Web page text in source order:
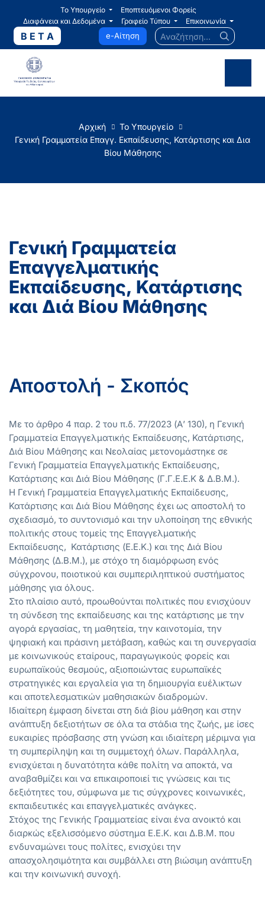
Το Υπουργείο
Εποπτευόμενοι Φορείς
Διαφάνεια και Δεδομένα
Γραφείο Τύπου Επικοινωνία
B E T A e-Αίτηση Αναζήτηση...
Αρχική
Το Υπουργείο
Γενική Γραμματεία Επαγγ. Εκπαίδευσης, Κατάρτισης και Δια
Βίου Μάθησης
Γενική Γραμματεία
Επαγγελματικής
Εκπαίδευσης, Κατάρτισης
και Διά Βίου Μάθησης
Αποστολή - Σκοπός
Με το άρθρο 4 παρ. 2 του π.δ. 77/2023 (Α’ 130), η Γενική
Γραμματεία Επαγγελματικής Εκπαίδευσης, Κατάρτισης,
Διά Βίου Μάθησης και Νεολαίας μετονομάστηκε σε
Γενική Γραμματεία Επαγγελματικής Εκπαίδευσης,
Κατάρτισης και Διά Βίου Μάθησης (Γ.Γ.Ε.Ε.Κ & Δ.Β.Μ.).
Η Γενική Γραμματεία Επαγγελματικής Εκπαίδευσης,
Κατάρτισης και Διά Βίου Μάθησης έχει ως αποστολή το
σχεδιασμό, το συντονισμό και την υλοποίηση της εθνικής
πολιτικής στους τομείς της Επαγγελματικής
Εκπαίδευσης, Κατάρτισης (Ε.Ε.Κ.) και της Διά Βίου
Μάθησης (Δ.Β.Μ.), με στόχο τη διαμόρφωση ενός
σύγχρονου, ποιοτικού και συμπεριληπτικού συστήματος
μάθησης για όλους.
Στο πλαίσιο αυτό, προωθούνται πολιτικές που ενισχύουν
τη σύνδεση της εκπαίδευσης και της κατάρτισης με την
αγορά εργασίας, τη μαθητεία, την καινοτομία, την
ψηφιακή και πράσινη μετάβαση, καθώς και τη συνεργασία
με κοινωνικούς εταίρους, παραγωγικούς φορείς και
ευρωπαϊκούς θεσμούς, αξιοποιώντας ευρωπαϊκές
στρατηγικές και εργαλεία για τη δημιουργία ευέλικτων
και αποτελεσματικών μαθησιακών διαδρομών.
Ιδιαίτερη έμφαση δίνεται στη διά βίου μάθηση και στην
ανάπτυξη δεξιοτήτων σε όλα τα στάδια της ζωής, με ίσες
ευκαιρίες πρόσβασης στη γνώση και ιδιαίτερη μέριμνα για
τη συμπερίληψη και τη συμμετοχή όλων. Παράλληλα,
ενισχύεται η δυνατότητα κάθε πολίτη να αποκτά, να
αναβαθμίζει και να επικαιροποιεί τις γνώσεις και τις
δεξιότητες του, σύμφωνα με τις σύγχρονες κοινωνικές,
εκπαιδευτικές και επαγγελματικές ανάγκες.
Στόχος της Γενικής Γραμματείας είναι ένα ανοικτό και
διαρκώς εξελισσόμενο σύστημα Ε.Ε.Κ. και Δ.Β.Μ. που
ενδυναμώνει τους πολίτες, ενισχύει την
απασχολησιμότητα και συμβάλλει στη βιώσιμη ανάπτυξη
και την κοινωνική συνοχή.